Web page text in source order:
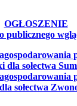
OGŁOSZENIE
publicznego
dla sołectwa
sołectwa